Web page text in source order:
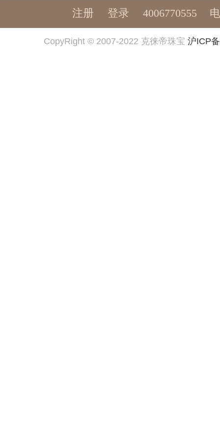
注册 登录 4006770555
CopyRight © 2007-2022 克徕帝珠宝 沪ICP